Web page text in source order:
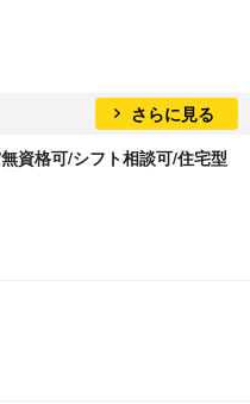
さらに見る
資格可/シフト相談可/住宅型